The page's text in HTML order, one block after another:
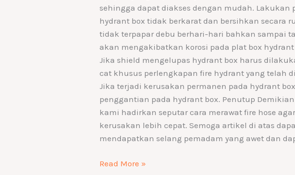
sehingga dapat diakses dengan mudah. Lakukan
hydrant box tidak berkarat dan bersihkan secara
tidak terpapar debu berhari-hari bahkan sampai
akan mengakibatkan korosi pada plat box
Jika shield mengelupas hydrant box harus
cat khusus perlengkapan fire hydrant yang telah
Jika terjadi kerusakan permanen pada hydrant
penggantian pada hydrant box. Penutup
kami hadirkan seputar cara merawat fire hose
kerusakan lebih cepat. Semoga artikel di atas
mendapatkan selang pemadam yang awet dan
Read More »